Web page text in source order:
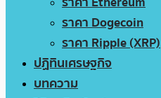
ราคา Dogecoin
ราคา Ripple (XRP)
ปฏิทินเศรษฐกิจ
บทความ